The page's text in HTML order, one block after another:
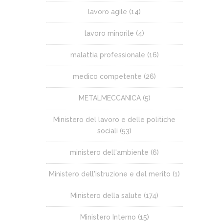
lavoro agile (14)
lavoro minorile (4)
malattia professionale (16)
medico competente (26)
METALMECCANICA(5)
Ministero del lavoro e delle politiche
sociali (53)
ministero dell'ambiente (6)
Ministero dell'istruzione e del merito (1)
Ministero della salute (174)
Ministero Interno (15)